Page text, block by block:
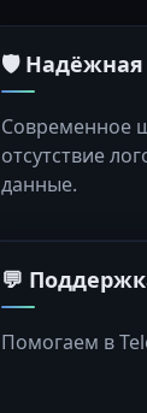
🛡️
Современное
отсутствие
данные.
💬
Помогаем в